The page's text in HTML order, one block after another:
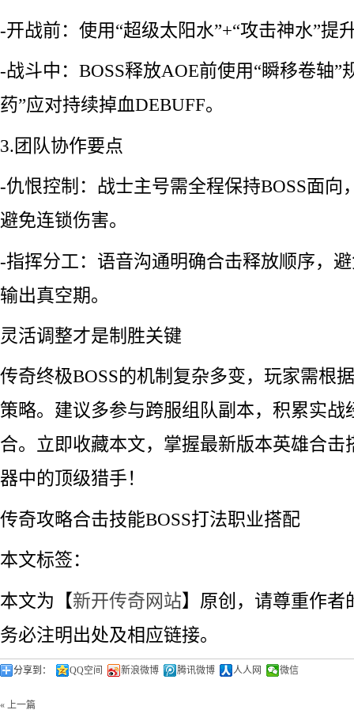
-开战前：使用“超级太阳水”+“攻击神水”提
-战斗中：BOSS释放AOE前使用“瞬移卷轴”
药”应对持续掉血DEBUFF。
3.团队协作要点
-仇恨控制：战士主号需全程保持BOSS面向
避免连锁伤害。
-指挥分工：语音沟通明确合击释放顺序，
输出真空期。
灵活调整才是制胜关键
传奇终极BOSS的机制复杂多变，玩家需根
策略。建议多参与跨服组队副本，积累实战
合。立即收藏本文，掌握最新版本英雄合击
器中的顶级猎手！
传奇攻略合击技能BOSS打法职业搭配
本文标签：
本文为【新开传奇网站】原创，请尊重作者
务必注明出处及相应链接。
分享到： QQ空间 新浪微博 腾讯微博 人人网 微信
« 上一篇